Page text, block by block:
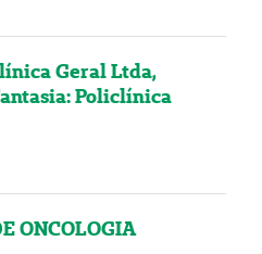
Geral Ltda,
Policlínica
ONCOLOGIA